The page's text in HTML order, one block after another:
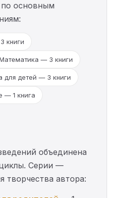
по основным
книги
— 3 книги
для детей — 3 книги
— 1 книга
объединена
Серии —
творчества автора: